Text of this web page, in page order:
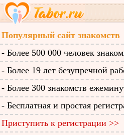
Популярный сайт знакомств
- Более 500 000 человек
- Более 19 лет безупречной
- Более 300 знакомств
- Бесплатная и простая
Приступить к регистрации >>